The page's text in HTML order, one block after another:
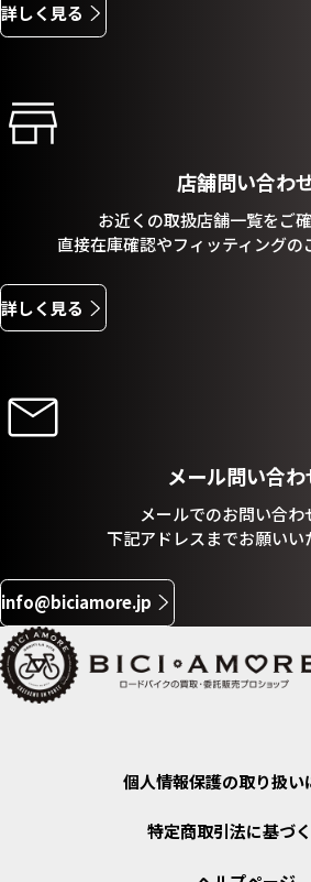
詳しく見る
店舗問い合わ
お近くの取扱店舗一覧をご確
直接在庫確認やフィッティングの
詳しく見る
メール問い合わ
メールでのお問い合わ
下記アドレスまでお願いい
info@biciamore.jp
個人情報保護の取り扱い
特定商取引法に基づ